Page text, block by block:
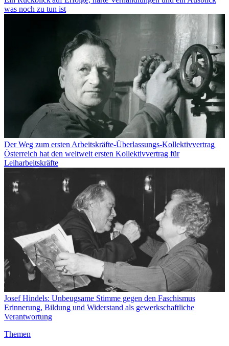
was noch zu tun ist
Der Weg zum ersten Arbeitskräfte-Überlassungs-Kollektivvertrag
Österreich hat den weltweit ersten Kollektivvertrag für
Leiharbeitskräfte
Josef Hindels: Unbeugsame Stimme gegen den Faschismus
Erinnerung, Bildung und Widerstand als gewerkschaftliche
Verantwortung
Themen